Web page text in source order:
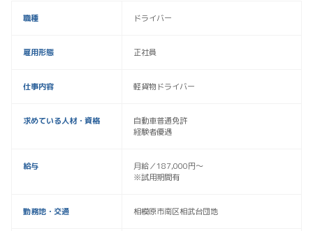
職種 ドライバー
雇用形態 正社員
仕事内容 軽貨物ドライバー
求めている人材・資格
自動車普通免許
経験者優遇
給与
月給／187,000円〜
※試用期間有
勤務地・交通 相模原市南区相武台団地